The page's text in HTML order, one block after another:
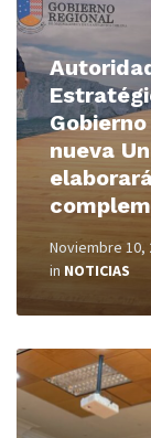
nueva
Noviembre 10,
in NOTICIAS
Read
More